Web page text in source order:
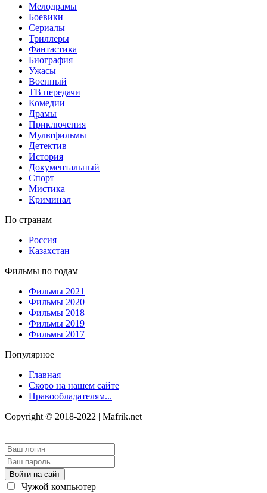
Мелодрамы
Боевики
Сериалы
Триллеры
Фантастика
Биография
Ужасы
Военный
ТВ передачи
Комедии
Драмы
Приключения
Мультфильмы
Детектив
История
Документальный
Спорт
Мистика
Криминал
По странам
Россия
Казахстан
Фильмы по годам
Фильмы 2021
Фильмы 2020
Фильмы 2018
Фильмы 2019
Фильмы 2017
Популярное
Главная
Скоро на нашем сайте
Правообладателям...
Copyright © 2018-2022 | Mafrik.net
Войти на сайт
Чужой компьютер